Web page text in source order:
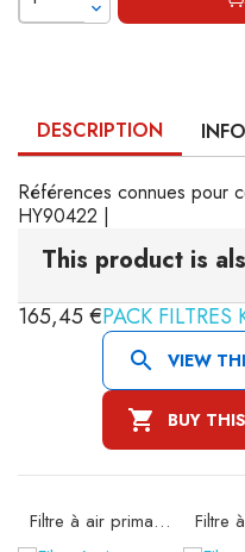
DESCRIPTION
Références connues pour
HY90422 |
This product is
PACK FILTRES
 VIEW
 BUY
165,45 €
Filtre à air primaire SA16074